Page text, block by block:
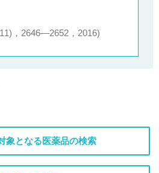
，2646―2652，2016)
象となる医薬品の検索